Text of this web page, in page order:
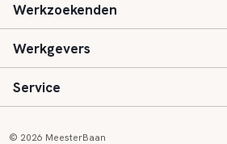
Basisonderwijs
Speciaal (basis) onderwijs
Voortgezet onderwijs
Werkzoekenden
Aanmelden
Vacatures
Werkgevers
Inloggen
Service
© 2026 MeesterBaan